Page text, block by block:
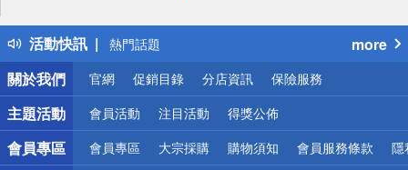
活動快訊
得獎公告
熱門話題
銀行優惠
偏遠地區配送
詐騙網頁！請小心！
more
關於我們
官網 促銷目錄 分店資訊 保險服務
主題活動 會員活動 注目活動 得獎公佈
會員專區 會員專區 大宗採購 購物須知 會員服務條款 隱